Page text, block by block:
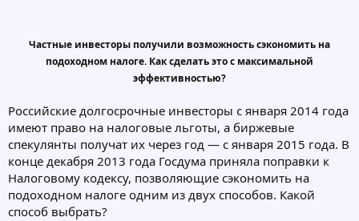
Частные инвесторы получили возможность сэкономить на
подоходном налоге. Как сделать это с максимальной
эффективностью?
Российские долгосрочные инвесторы с января 2014 года
имеют право на налоговые льготы, а биржевые
спекулянты получат их через год — с января 2015 года. В
конце декабря 2013 года Госдума приняла поправки к
Налоговому кодексу, позволяющие сэкономить на
подоходном налоге одним из двух способов. Какой
способ выбрать?